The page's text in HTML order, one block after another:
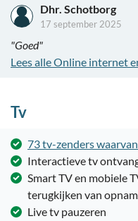
Dhr. Schotborg
17 september 2025
"Goed"
Lees alle Online internet
Tv
73 tv-zenders
Interactieve tv
Smart TV en mobiele
terugkijken van
Live tv pauzeren